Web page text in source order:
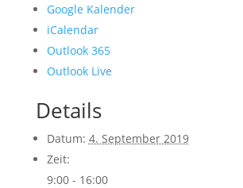
Google Kalender
iCalendar
Outlook 365
Outlook Live
Details
Datum: 4. September 2019
Zeit:
9:00 - 16:00